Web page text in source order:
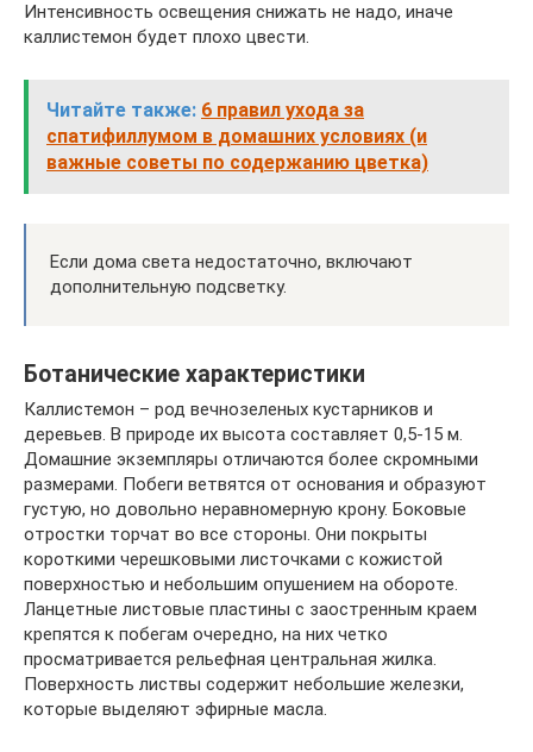
Интенсивность освещения снижать не надо, иначе
каллистемон будет плохо цвести.
Читайте также: 6 правил ухода за
спатифиллумом в домашних условиях (и
важные советы по содержанию цветка)
Если дома света недостаточно, включают
дополнительную подсветку.
Ботанические характеристики
Каллистемон – род вечнозеленых кустарников и
деревьев. В природе их высота составляет 0,5-15 м.
Домашние экземпляры отличаются более скромными
размерами. Побеги ветвятся от основания и образуют
густую, но довольно неравномерную крону. Боковые
отростки торчат во все стороны. Они покрыты
короткими черешковыми листочками с кожистой
поверхностью и небольшим опушением на обороте.
Ланцетные листовые пластины с заостренным краем
крепятся к побегам очередно, на них четко
просматривается рельефная центральная жилка.
Поверхность листвы содержит небольшие железки,
которые выделяют эфирные масла.